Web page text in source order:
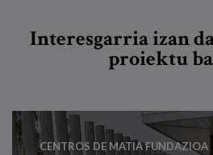
Interesgarria izan
proiektu
CENTROS DE MATIA FUNDAZIOA